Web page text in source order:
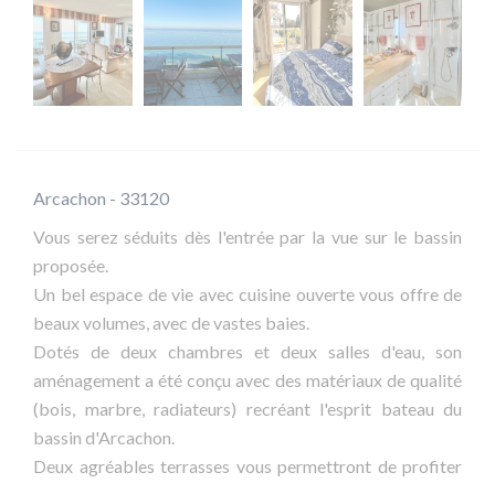
Arcachon - 33120
Vous serez séduits dès l'entrée par la vue sur le bassin
proposée.
Un bel espace de vie avec cuisine ouverte vous offre de
beaux volumes, avec de vastes baies.
Dotés de deux chambres et deux salles d'eau, son
aménagement a été conçu avec des matériaux de qualité
(bois, marbre, radiateurs) recréant l'esprit bateau du
bassin d'Arcachon.
Deux agréables terrasses vous permettront de profiter